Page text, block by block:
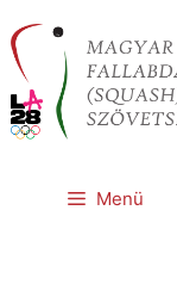
Menü